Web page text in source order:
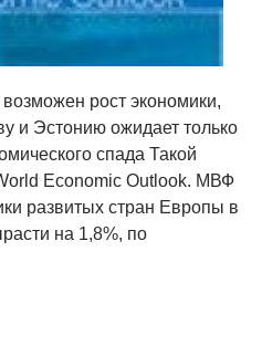
рост экономики,
и Эстонию ожидает только
спада Такой
Economic Outlook. МВФ
развитых стран Европы в
на 1,8%, по